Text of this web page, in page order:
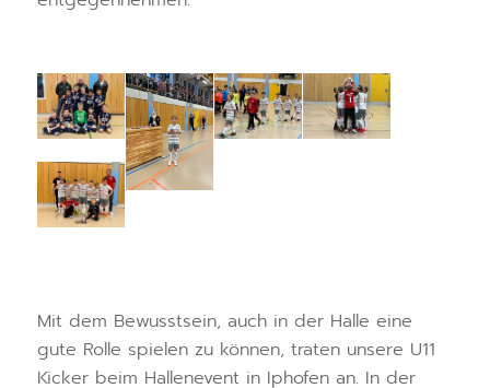
Mit dem Bewusstsein, auch in der Halle eine
gute Rolle spielen zu können, traten unsere U11
Kicker beim Hallenevent in Iphofen an. In der